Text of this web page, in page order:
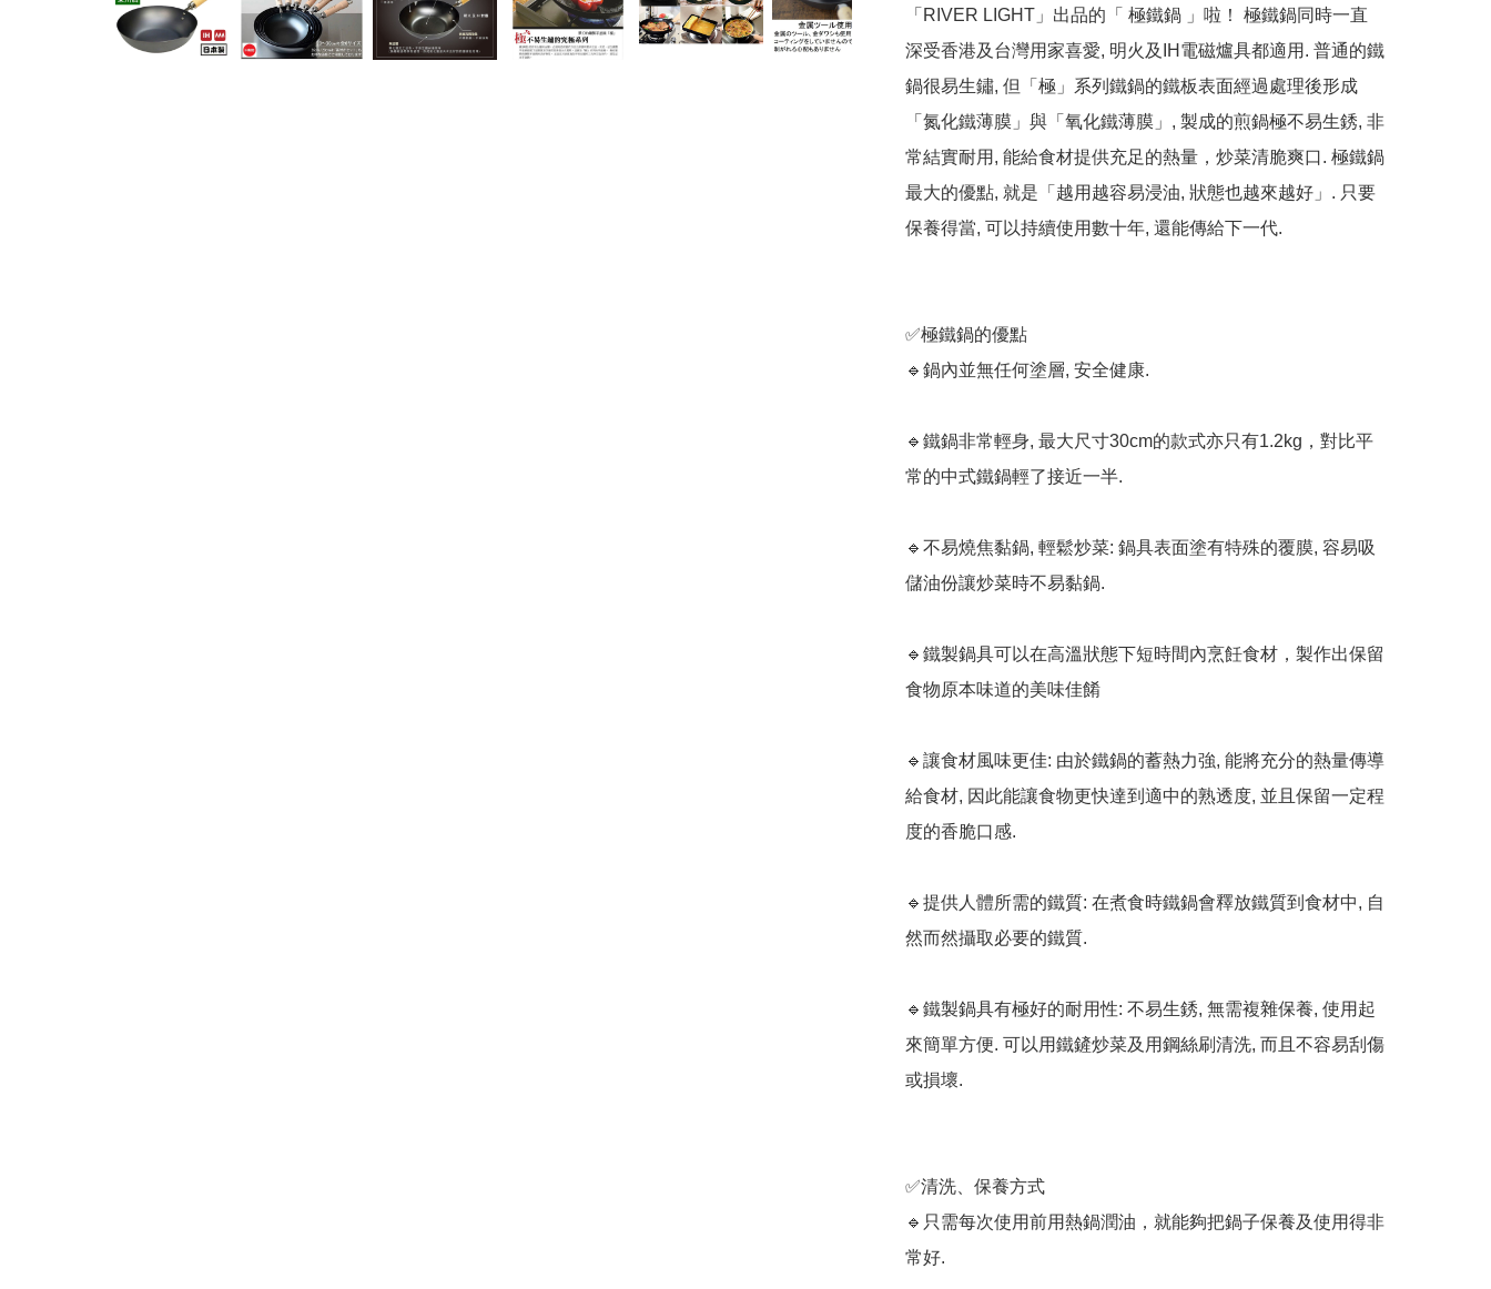
「RIVER LIGHT」出品的「 極鐵鍋 」啦！ 極鐵鍋同時一直
深受香港及台灣用家喜愛, 明火及IH電磁爐具都適用. 普通的鐵
鍋很易生鏽, 但「極」系列鐵鍋的鐵板表面經過處理後形成
「氮化鐵薄膜」與「氧化鐵薄膜」, 製成的煎鍋極不易生銹, 非
常結實耐用, 能給食材提供充足的熱量，炒菜清脆爽口. 極鐵鍋
最大的優點, 就是「越用越容易浸油, 狀態也越來越好」. 只要
保養得當, 可以持續使用數十年, 還能傳給下一代.
✅極鐵鍋的優點
🔹鍋內並無任何塗層, 安全健康.
🔹鐵鍋非常輕身, 最大尺寸30cm的款式亦只有1.2kg，對比平
常的中式鐵鍋輕了接近一半.
🔹不易燒焦黏鍋, 輕鬆炒菜: 鍋具表面塗有特殊的覆膜, 容易吸
儲油份讓炒菜時不易黏鍋.
🔹鐵製鍋具可以在高溫狀態下短時間內烹飪食材，製作出保留
食物原本味道的美味佳餚
🔹讓食材風味更佳: 由於鐵鍋的蓄熱力強, 能將充分的熱量傳導
給食材, 因此能讓食物更快達到適中的熟透度, 並且保留一定程
度的香脆口感.
🔹提供人體所需的鐵質: 在煮食時鐵鍋會釋放鐵質到食材中, 自
然而然攝取必要的鐵質.
🔹鐵製鍋具有極好的耐用性: 不易生銹, 無需複雜保養, 使用起
來簡單方便. 可以用鐵鏟炒菜及用鋼絲刷清洗, 而且不容易刮傷
或損壞.
✅清洗、保養方式
🔹只需每次使用前用熱鍋潤油，就能夠把鍋子保養及使用得非
常好.